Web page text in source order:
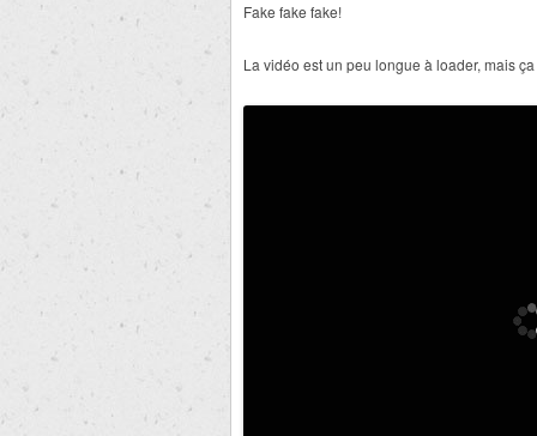
Fake fake fake!
La vidéo est un peu longue à loader, mais ça